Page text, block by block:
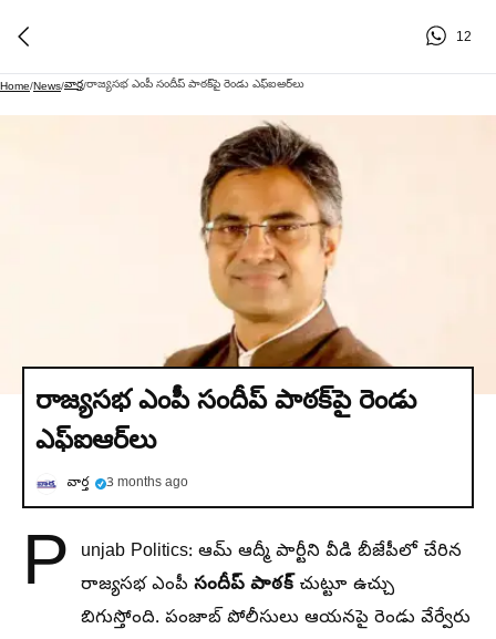
12
Home/News/వార్త/రాజ్యసభ ఎంపీ సందీప్ పాఠక్‌పై రెండు ఎఫ్ఐఆర్‌లు
రాజ్యసభ ఎంపీ సందీప్ పాఠక్‌పై రెండు
ఎఫ్ఐఆర్‌లు
వార్త 3 months ago
P
unjab Politics: ఆమ్ ఆద్మీ పార్టీని వీడి బీజేపీలో చేరిన
రాజ్యసభ ఎంపీ సందీప్ పాఠక్ చుట్టూ ఉచ్చు
బిగుస్తోంది. పంజాబ్ పోలీసులు ఆయనపై రెండు వేర్వేరు